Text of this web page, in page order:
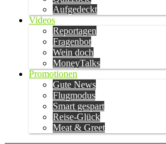
Aufgedeckt
Videos
Reportagen
Fragenbot
Wein doch
MoneyTalks
Promotionen
Gute News
Flugmodus
Smart gespart
Reise-Glück
Meat & Greet